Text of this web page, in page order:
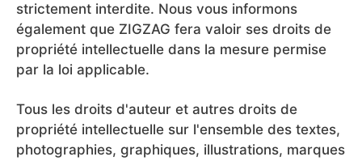
strictement interdite. Nous vous informons
également que ZIGZAG fera valoir ses droits de
propriété intellectuelle dans la mesure permise
par la loi applicable.
Tous les droits d'auteur et autres droits de
propriété intellectuelle sur l'ensemble des textes,
photographies, graphiques, illustrations, marques